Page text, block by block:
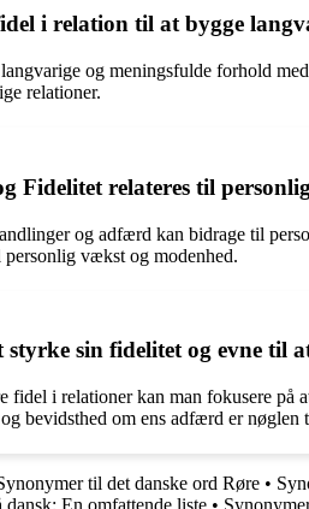
i relation til at bygge
og meningsfulde forhold
relationer.
Fidelitet relateres til
og adfærd kan bidrage til
vækst og modenhed.
sin fidelitet og evne til
i relationer kan man fokusere
bevidsthed om ens adfærd er nøglen
til det danske ord Røre •
dansk: En omfattende liste •